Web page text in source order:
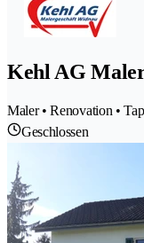
Kehl AG
Maler • Renovation •
Geschlossen